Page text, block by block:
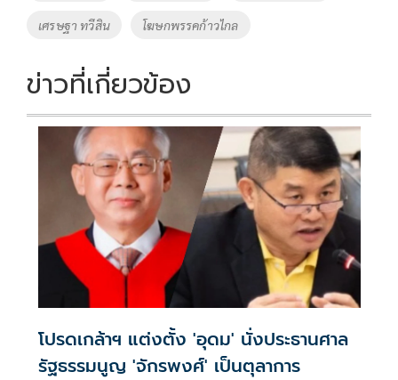
เศรษฐา ทวีสิน โฆษกพรรคก้าวไกล
ข่าวที่เกี่ยวข้อง
โปรดเกล้าฯ แต่งตั้ง 'อุดม' นั่งประธานศาล
รัฐธรรมนูญ 'จักรพงศ์' เป็นตุลาการ